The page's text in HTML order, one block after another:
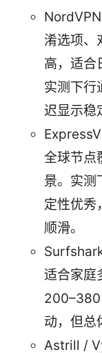
淆选项、
高，适合
实测下
迟显示稳
全球节点
景。实
定性优秀
顺滑。
适合家庭
200–380
动，但总
Astrill /